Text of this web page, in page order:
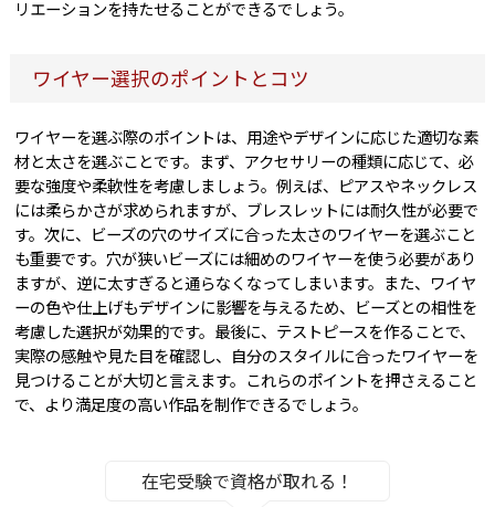
リエーションを持たせることができるでしょう。
ワイヤー選択のポイントとコツ
ワイヤーを選ぶ際のポイントは、用途やデザインに応じた適切な素
材と太さを選ぶことです。まず、アクセサリーの種類に応じて、必
要な強度や柔軟性を考慮しましょう。例えば、ピアスやネックレス
には柔らかさが求められますが、ブレスレットには耐久性が必要で
す。次に、ビーズの穴のサイズに合った太さのワイヤーを選ぶこと
も重要です。穴が狭いビーズには細めのワイヤーを使う必要があり
ますが、逆に太すぎると通らなくなってしまいます。また、ワイヤ
ーの色や仕上げもデザインに影響を与えるため、ビーズとの相性を
考慮した選択が効果的です。最後に、テストピースを作ることで、
実際の感触や見た目を確認し、自分のスタイルに合ったワイヤーを
見つけることが大切と言えます。これらのポイントを押さえること
で、より満足度の高い作品を制作できるでしょう。
在宅受験で資格が取れる！